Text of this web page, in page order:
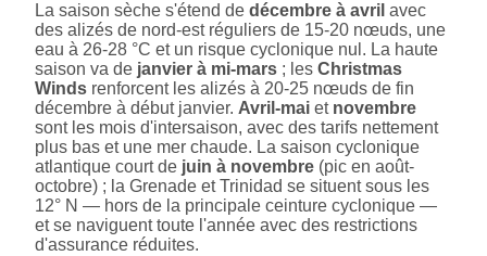
La saison sèche s'étend de décembre à avril avec
des alizés de nord-est réguliers de 15-20 nœuds, une
eau à 26-28 °C et un risque cyclonique nul. La haute
saison va de janvier à mi-mars ; les Christmas
Winds renforcent les alizés à 20-25 nœuds de fin
décembre à début janvier. Avril-mai et novembre
sont les mois d'intersaison, avec des tarifs nettement
plus bas et une mer chaude. La saison cyclonique
atlantique court de juin à novembre (pic en août-
octobre) ; la Grenade et Trinidad se situent sous les
12° N — hors de la principale ceinture cyclonique —
et se naviguent toute l'année avec des restrictions
d'assurance réduites.